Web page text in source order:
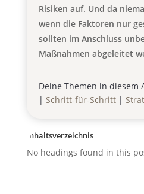
Risiken auf. Und da
wenn die Faktoren nur
sollten im Anschluss
Maßnahmen abgeleitet
Deine Themen in diesem
| Schritt-für-Schritt|
Inhaltsverzeichnis
No headings found in this